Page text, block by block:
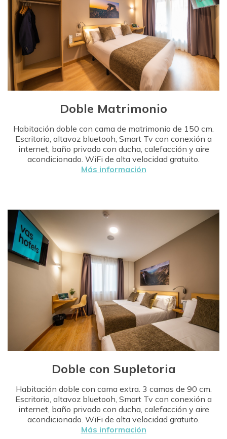
Doble Matrimonio
Habitación doble con cama de matrimonio de 150 cm.
Escritorio, altavoz bluetooh, Smart Tv con conexión a
internet, baño privado con ducha, calefacción y aire
acondicionado. WiFi de alta velocidad gratuito.
Más información
Doble con Supletoria
Habitación doble con cama extra. 3 camas de 90 cm.
Escritorio, altavoz bluetooh, Smart Tv con conexión a
internet, baño privado con ducha, calefacción y aire
acondicionado. WiFi de alta velocidad gratuito.
Más información